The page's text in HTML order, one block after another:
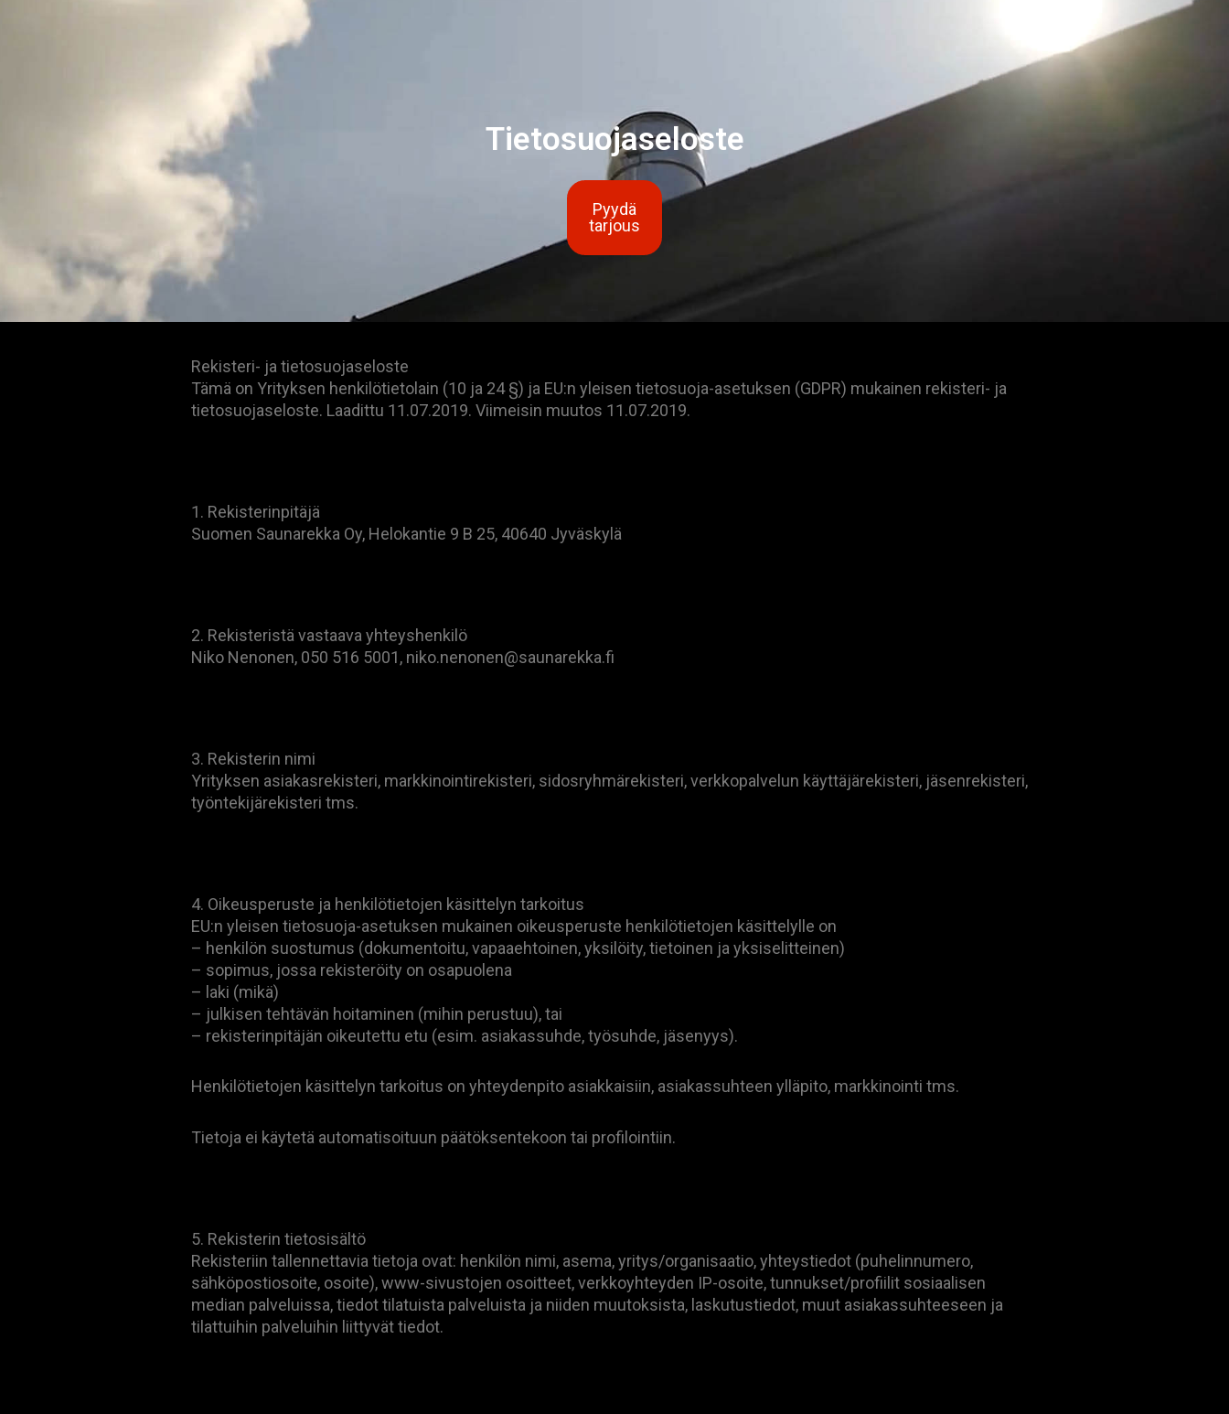
Tietosuojaseloste
Pyydä
tarjous
Rekisteri- ja tietosuojaseloste
Tämä on Yrityksen henkilötietolain (10 ja 24 §) ja EU:n yleisen tietosuoja-asetuksen (GDPR) mukainen rekisteri- ja
tietosuojaseloste. Laadittu 11.07.2019. Viimeisin muutos 11.07.2019.
1. Rekisterinpitäjä
Suomen Saunarekka Oy, Helokantie 9 B 25, 40640 Jyväskylä
2. Rekisteristä vastaava yhteyshenkilö
Niko Nenonen, 050 516 5001, niko.nenonen@saunarekka.fi
3. Rekisterin nimi
Yrityksen asiakasrekisteri, markkinointirekisteri, sidosryhmärekisteri, verkkopalvelun käyttäjärekisteri, jäsenrekisteri,
työntekijärekisteri tms.
4. Oikeusperuste ja henkilötietojen käsittelyn tarkoitus
EU:n yleisen tietosuoja-asetuksen mukainen oikeusperuste henkilötietojen käsittelylle on
– henkilön suostumus (dokumentoitu, vapaaehtoinen, yksilöity, tietoinen ja yksiselitteinen)
– sopimus, jossa rekisteröity on osapuolena
– laki (mikä)
– julkisen tehtävän hoitaminen (mihin perustuu), tai
– rekisterinpitäjän oikeutettu etu (esim. asiakassuhde, työsuhde, jäsenyys).
Henkilötietojen käsittelyn tarkoitus on yhteydenpito asiakkaisiin, asiakassuhteen ylläpito, markkinointi tms.
Tietoja ei käytetä automatisoituun päätöksentekoon tai profilointiin.
5. Rekisterin tietosisältö
Rekisteriin tallennettavia tietoja ovat: henkilön nimi, asema, yritys/organisaatio, yhteystiedot (puhelinnumero,
sähköpostiosoite, osoite), www-sivustojen osoitteet, verkkoyhteyden IP-osoite, tunnukset/profiilit sosiaalisen
median palveluissa, tiedot tilatuista palveluista ja niiden muutoksista, laskutustiedot, muut asiakassuhteeseen ja
tilattuihin palveluihin liittyvät tiedot.